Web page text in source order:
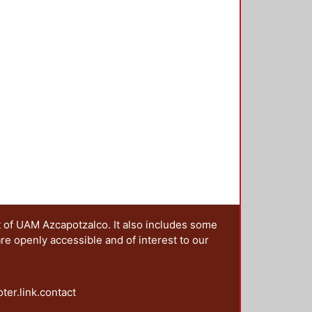
UAM Azcapotzalco. It also includes some
openly accessible and of interest to our